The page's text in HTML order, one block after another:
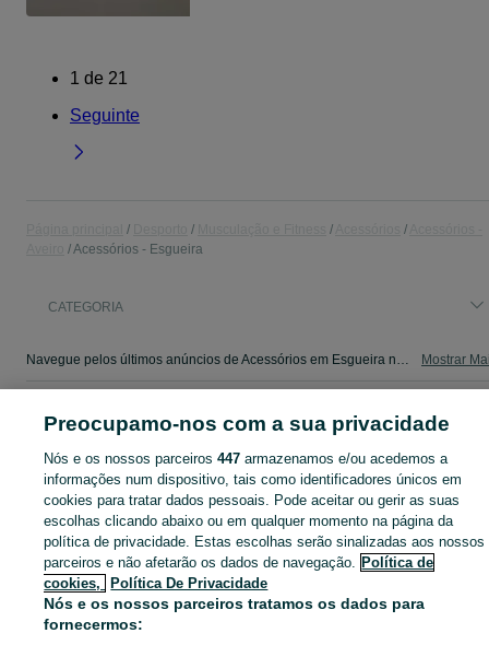
1 de 21
Seguinte
Acessórios - Esgueira
CATEGORIA
Navegue pelos últimos anúncios de Acessórios em Esgueira no OLX Portugal. Compre e venda produtos locais com facilidade e segurança. Mostrar
Mapa das freguesias
Mapa de mini-sites
Pesquisas populares
Preocupamo-nos com a sua privacidade
Nós e os nossos parceiros447 armazenamos e/ou acedemos a
informações num dispositivo, tais como identificadores únicos em
cookies para tratar dados pessoais. Pode aceitar ou gerir as suas
escolhas clicando abaixo ou em qualquer momento na página da
política de privacidade. Estas escolhas serão sinalizadas aos nossos
parceiros e não afetarão os dados de navegação. Política de
cookies,
Política De Privacidade
Nós e os nossos parceiros tratamos os dados para
fornecermos: